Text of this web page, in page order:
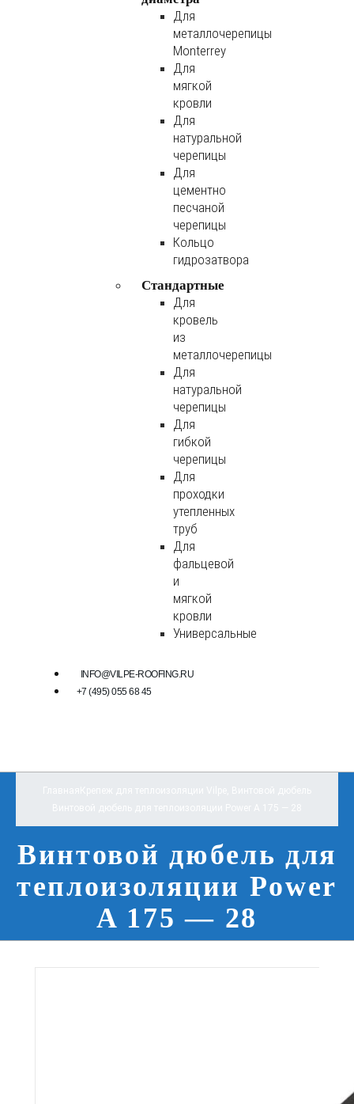
Для
металлочерепицы
Monterrey
Для
мягкой
кровли
Для
натуральной
черепицы
Для
цементно
песчаной
черепицы
Кольцо
гидрозатвора
Стандартные
Для
кровель
из
металлочерепицы
Для
натуральной
черепицы
Для
гибкой
черепицы
Для
проходки
утепленных
труб
Для
фальцевой
и
мягкой
кровли
Универсальные
INFO@VILPE-ROOFING.RU
+7 (495) 055 68 45
Винтовой дюбель для
теплоизоляции Power
A 175 — 28